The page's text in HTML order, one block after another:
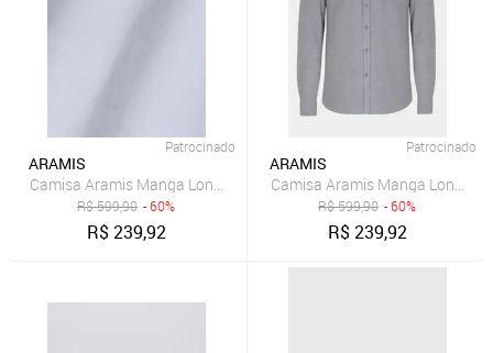
Patrocinado
ARAMIS
Camisa Aramis Manga Longa Sl Button Down Colors
R$599,90 - 60%
R$239,92
Patrocinado
ARAMIS
Camisa Aramis Manga Longa
R$599,90 - 60%
R$239,92